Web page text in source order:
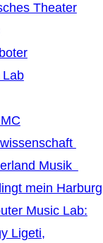
Theater
Lab
Musik
mein Harburg
Music Lab:
Ligeti,